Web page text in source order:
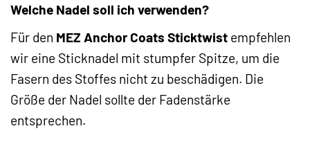
Welche Nadel soll ich verwenden?
Für den MEZ Anchor Coats Sticktwist empfehlen
wir eine Sticknadel mit stumpfer Spitze, um die
Fasern des Stoffes nicht zu beschädigen. Die
Größe der Nadel sollte der Fadenstärke
entsprechen.